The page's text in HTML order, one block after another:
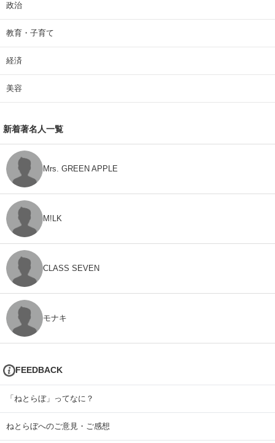
政治
教育・子育て
経済
美容
新着著名人一覧
Mrs. GREEN APPLE
M!LK
CLASS SEVEN
モナキ
FEEDBACK
「ねとらぼ」ってなに？
ねとらぼへのご意見・ご感想